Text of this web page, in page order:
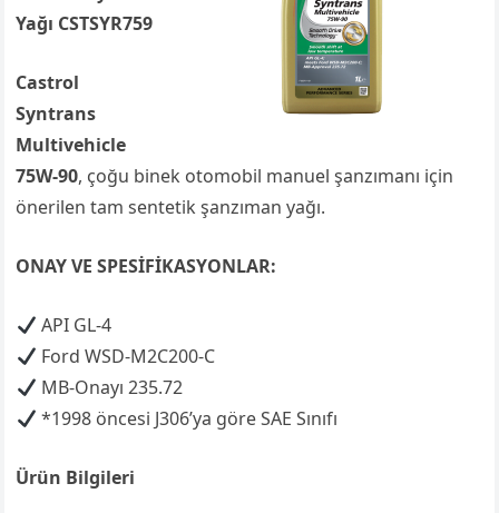
Yağı CSTSYR759
Castrol
Syntrans
Multivehicle
75W-90, çoğu binek otomobil manuel şanzımanı için
önerilen tam sentetik şanzıman yağı.
ONAY VE SPESİFİKASYONLAR:
API GL-4
Ford WSD-M2C200-C
MB-Onayı 235.72
*1998 öncesi J306’ya göre SAE Sınıfı
Ürün Bilgileri